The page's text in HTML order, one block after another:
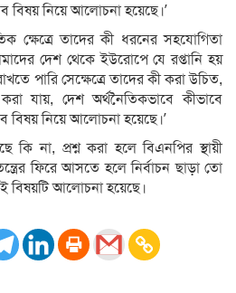
নিয়ে আলোচনা হয়েছে।’
ক্ষেত্রে তাদের কী ধরনের সহযোগিতা
দেশ থেকে ইউরোপে যে রপ্তানি হয়
পারি সেক্ষেত্রে তাদের কী করা উচিত,
যায়, দেশ অর্থনৈতিকভাবে কীভাবে
বিষয় নিয়ে আলোচনা হয়েছে।’
কি না, প্রশ্ন করা হলে বিএনপির স্থায়ী
ফিরে আসতে হলে নির্বাচন ছাড়া তো
বিষয়টি আলোচনা হয়েছে।